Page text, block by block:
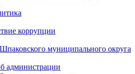
коррупции
муниципального округа
администрации